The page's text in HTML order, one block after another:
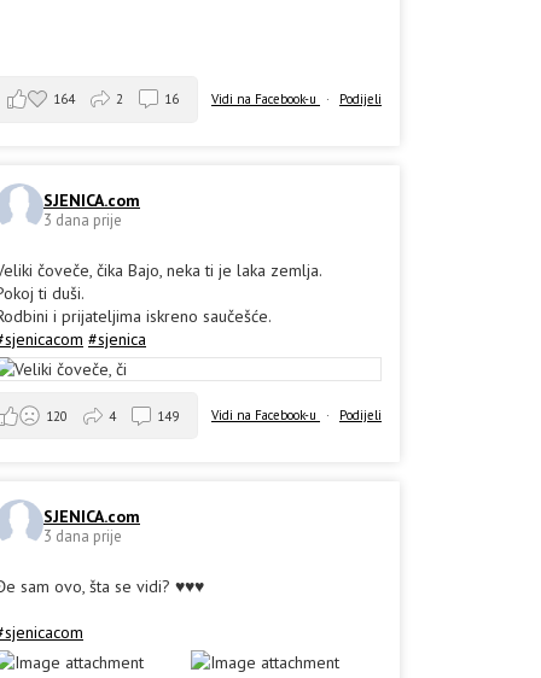
Vidi na Facebook-u · Podijeli
164 2 16
SJENICA.com
3 dana prije
čoveče, čika Bajo, neka ti je laka zemlja.
ti duši.
i prijateljima iskreno saučešće.
#sjenica
Vidi na Facebook-u · Podijeli
120 4 149
SJENICA.com
3 dana prije
sam ovo, šta se vidi? ♥️♥️♥️